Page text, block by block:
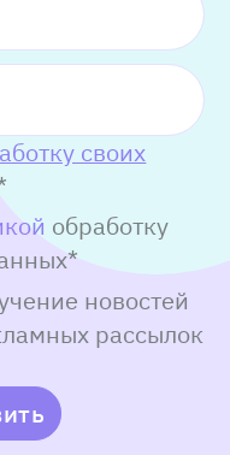
своих
обработку
новостей
рассылок